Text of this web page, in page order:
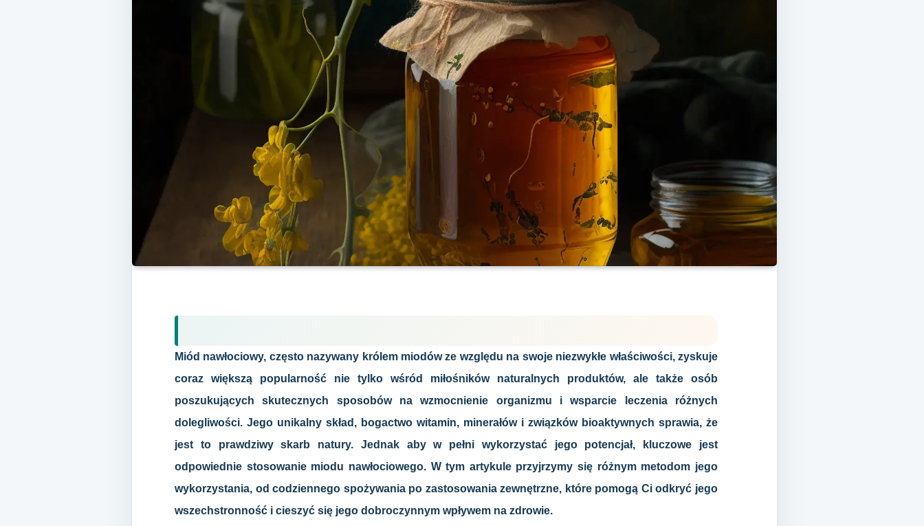
Miód nawłociowy, często nazywany królem miodów ze względu na swoje niezwykłe właściwości, zyskuje
coraz większą popularność nie tylko wśród miłośników naturalnych produktów, ale także osób
poszukujących skutecznych sposobów na wzmocnienie organizmu i wsparcie leczenia różnych
dolegliwości. Jego unikalny skład, bogactwo witamin, minerałów i związków bioaktywnych sprawia, że
jest to prawdziwy skarb natury. Jednak aby w pełni wykorzystać jego potencjał, kluczowe jest
odpowiednie stosowanie miodu nawłociowego. W tym artykule przyjrzymy się różnym metodom jego
wykorzystania, od codziennego spożywania po zastosowania zewnętrzne, które pomogą Ci odkryć jego
wszechstronność i cieszyć się jego dobroczynnym wpływem na zdrowie.